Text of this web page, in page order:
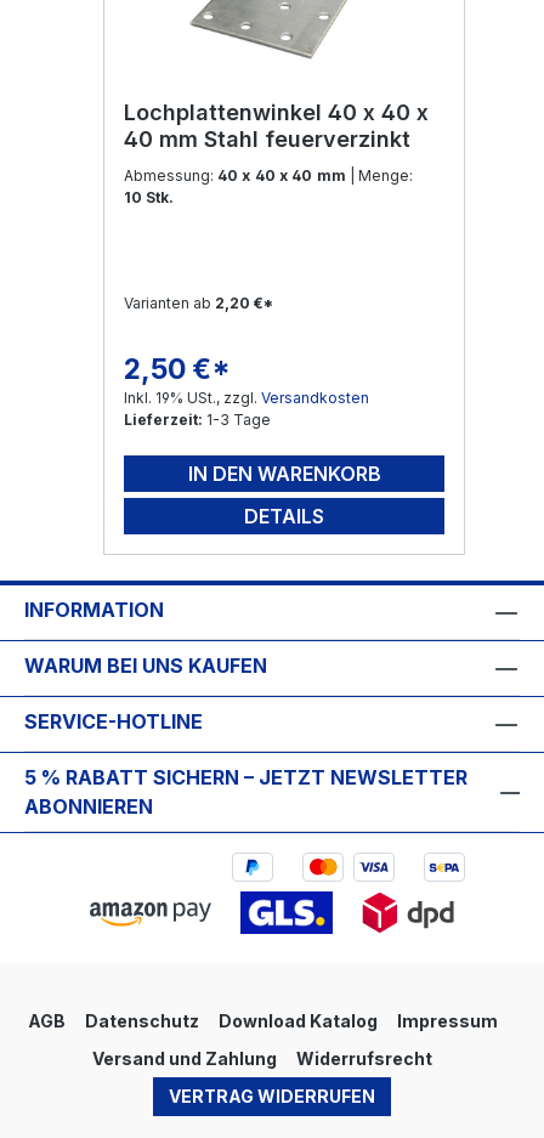
Lochplattenwinkel 40 x 40 x
40 mm Stahl feuerverzinkt
Abmessung: 40 x 40 x 40 mm
| Menge:
10 Stk.
Varianten ab 2,20 €*
Regulärer Preis:
2,50 €*
Inkl. 19% USt., zzgl. Versandkosten
Lieferzeit: 1-3 Tage
IN DEN WARENKORB
DETAILS
INFORMATION
WARUM BEI UNS KAUFEN
SERVICE-HOTLINE
5 % RABATT SICHERN – JETZT NEWSLETTER
ABONNIEREN
AGB Datenschutz Download Katalog
Impressum
Versand und Zahlung
Widerrufsrecht
VERTRAG WIDERRUFEN